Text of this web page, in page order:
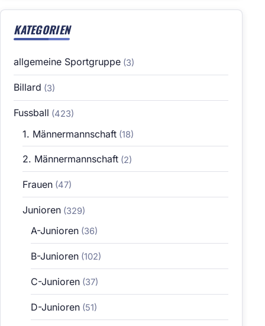
KATEGORIEN
allgemeine Sportgruppe (3)
Billard (3)
Fussball (423)
1. Männermannschaft(18)
2. Männermannschaft(2)
Frauen(47)
Junioren(329)
A-Junioren (36)
B-Junioren (102)
C-Junioren (37)
D-Junioren (51)